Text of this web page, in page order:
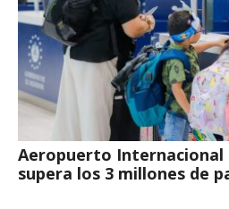
Aeropuerto Internacional
supera los 3 millones de